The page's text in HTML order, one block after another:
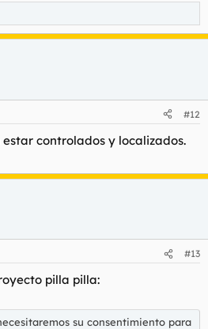
#12
estar controlados y localizados.
#13
pilla pilla:
su consentimiento para